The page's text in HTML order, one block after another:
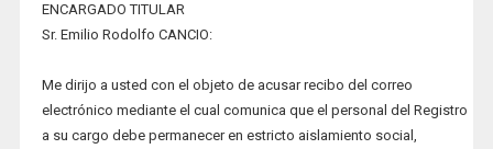
ENCARGADO TITULAR
Sr. Emilio Rodolfo CANCIO:
Me dirijo a usted con el objeto de acusar recibo del correo
electrónico mediante el cual comunica que el personal del Registro
a su cargo debe permanecer en estricto aislamiento social,